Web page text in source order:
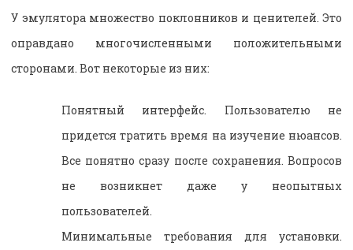
У эмулятора множество поклонников и ценителей. Это
оправдано многочисленными положительными
сторонами. Вот некоторые из них:
Понятный интерфейс. Пользователю не
придется тратить время на изучение нюансов.
Все понятно сразу после сохранения. Вопросов
не возникнет даже у неопытных
пользователей.
Минимальные требования для установки.